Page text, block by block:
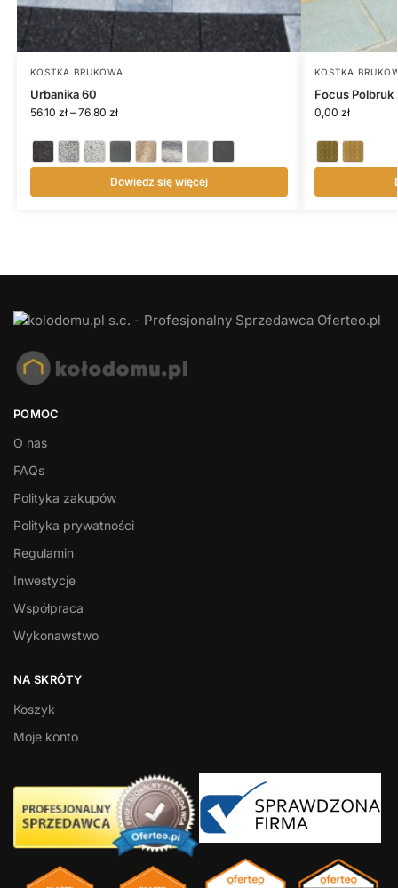
KOSTKA BRUKOWA
Urbanika 60
56,10 zł – 76,80 zł
Dowiedz się więcej
KOSTKA
Focus
0,00 zł
POMOC
O nas
FAQs
Polityka zakupów
Polityka prywatności
Regulamin
Inwestycje
Współpraca
Wykonawstwo
NA SKRÓTY
Koszyk
Moje konto